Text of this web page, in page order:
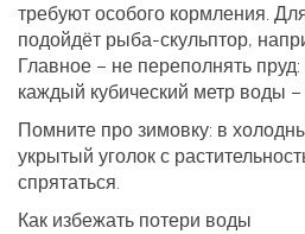
требуют особого кормления.
подойдёт рыба-скульптор,
Главное – не переполнять
каждый кубический метр воды
Помните про зимовку: в
укрытый уголок с
спрятаться.
Как избежать потери воды